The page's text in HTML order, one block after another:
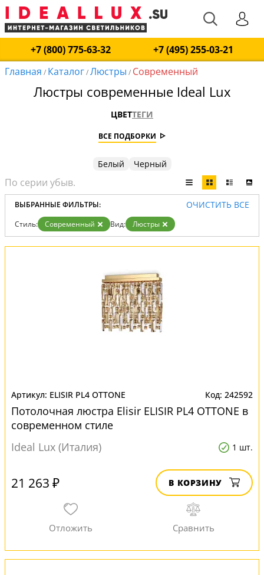
+7 (800) 775-63-32
+7 (495) 255-03-21
Главная / Каталог/Люстры / Современный
Люстры современные Ideal Lux
ЦВЕТТЕГИ
ВСЕ ПОДБОРКИ
Белый Черный
ВЫБРАННЫЕ ФИЛЬТРЫ: ОЧИСТИТЬ ВСЕ
Стиль: Современный Вид: Люстры
ELISIR PL4 OTTONE 242592
Потолочная люстра Elisir ELISIR PL4 OTTONE в
современном стиле
Ideal Lux (Италия)
1 шт.
21 263 ₽ В КОРЗИНУ